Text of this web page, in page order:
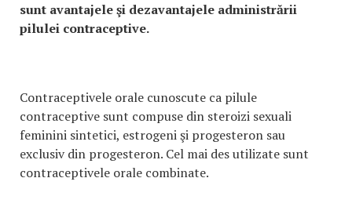
sunt avantajele şi dezavantajele administrării
pilulei contraceptive.
Contraceptivele orale cunoscute ca pilule
contraceptive sunt compuse din steroizi sexuali
feminini sintetici, estrogeni şi progesteron sau
exclusiv din progesteron. Cel mai des utilizate sunt
contraceptivele orale combinate.